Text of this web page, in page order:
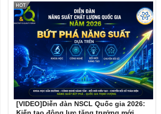
[VIDEO]Diễn đàn NSCL Quốc gia 2026: